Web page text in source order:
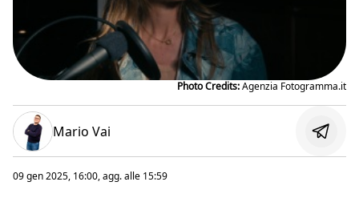
Photo Credits:Agenzia Fotogramma.it
Mario Vai
09 gen 2025, 16:00, agg. alle 15:59